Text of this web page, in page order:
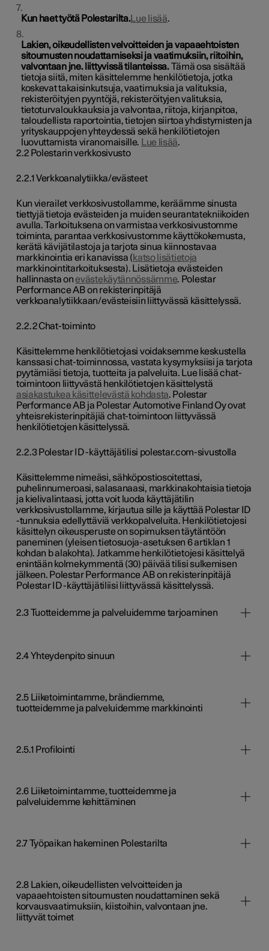
Kun haet työtä Polestarilta.Lue lisää.
Lakien, oikeudellisten velvoitteiden ja vapaaehtoisten
sitoumusten noudattamiseksi ja vaatimuksiin, riitoihin,
valvontaan jne. liittyvissä tilanteissa.Tämä osa sisältää
tietoja siitä, miten käsittelemme henkilötietoja, jotka
koskevat takaisinkutsuja, vaatimuksia ja valituksia,
rekisteröityjen pyyntöjä, rekisteröityjen valituksia,
tietoturvaloukkauksia ja valvontaa, riitoja, kirjanpitoa,
taloudellista raportointia, tietojen siirtoa yhdistymisten ja
yrityskauppojen yhteydessä sekä henkilötietojen
luovuttamista viranomaisille. Lue lisää.
2.2 Polestarin verkkosivusto
2.2.1 Verkkoanalytiikka/evästeet
Kun vierailet verkkosivustollamme, keräämme sinusta
tiettyjä tietoja evästeiden ja muiden seurantatekniikoiden
avulla. Tarkoituksena on varmistaa verkkosivustomme
toiminta, parantaa verkkosivustomme käyttökokemusta,
kerätä kävijätilastoja ja tarjota sinua kiinnostavaa
markkinointia eri kanavissa ( katso lisätietoja
markkinointitarkoituksesta). Lisätietoja evästeiden
hallinnasta onevästekäytännössämme. Polestar
Performance AB on rekisterinpitäjä
verkkoanalytiikkaan/evästeisiin liittyvässä käsittelyssä.
2.2.2 Chat-toiminto
Käsittelemme henkilötietojasi voidaksemme keskustella
kanssasi chat-toiminnossa, vastata kysymyksiisi ja tarjota
pyytämiäsi tietoja, tuotteita ja palveluita. Lue lisää chat-
toimintoon liittyvästä henkilötietojen käsittelystä
asiakastukea käsittelevästä kohdasta. Polestar
Performance AB ja Polestar Automotive Finland Oy ovat
yhteisrekisterinpitäjiä chat-toimintoon liittyvässä
henkilötietojen käsittelyssä.
2.2.3 Polestar ID -käyttäjätilisi polestar.com-sivustolla
Käsittelemme nimeäsi, sähköpostiosoitettasi,
puhelinnumeroasi, salasanaasi, markkinakohtaisia tietoja
ja kielivalintaasi, jotta voit luoda käyttäjätilin
verkkosivustollamme, kirjautua sille ja käyttää Polestar ID
-tunnuksia edellyttäviä verkkopalveluita. Henkilötietojesi
käsittelyn oikeusperuste on sopimuksen täytäntöön
paneminen (yleisen tietosuoja-asetuksen 6 artiklan 1
kohdan b alakohta). Jatkamme henkilötietojesi käsittelyä
enintään kolmekymmentä (30) päivää tilisi sulkemisen
jälkeen. Polestar Performance AB on rekisterinpitäjä
Polestar ID -käyttäjätiliisi liittyvässä käsittelyssä.
2.3 Tuotteidemme ja palveluidemme tarjoaminen
2.4 Yhteydenpito sinuun
2.5 Liiketoimintamme, brändiemme,
tuotteidemme ja palveluidemme markkinointi
2.5.1 Profilointi
2.6 Liiketoimintamme, tuotteidemme ja
palveluidemme kehittäminen
2.7 Työpaikan hakeminen Polestarilta
2.8 Lakien, oikeudellisten velvoitteiden ja
vapaaehtoisten sitoumusten noudattaminen sekä
korvausvaatimuksiin, kiistoihin, valvontaan jne.
liittyvät toimet